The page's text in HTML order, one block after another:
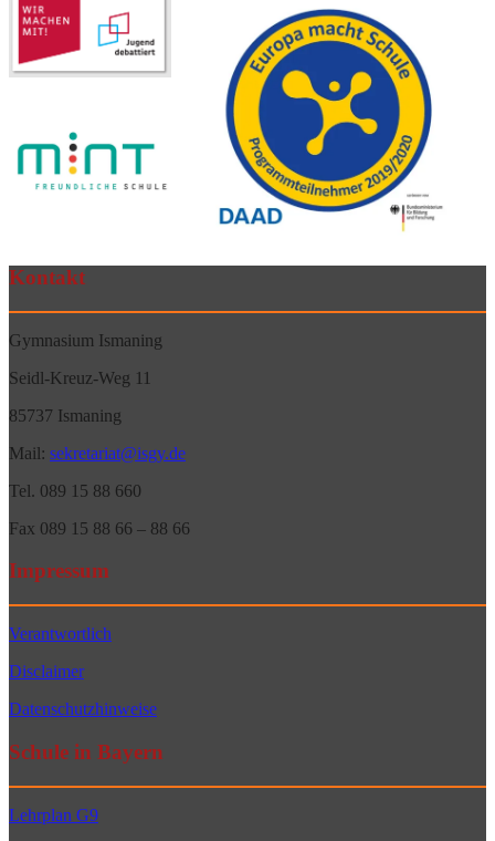
Kontakt
Gymnasium Ismaning
Seidl-Kreuz-Weg 11
85737 Ismaning
Mail: sekretariat@isgy.de
Tel. 089 15 88 660
Fax 089 15 88 66 – 88 66
Impressum
Verantwortlich
Disclaimer
Datenschutzhinweise
Schule in Bayern
Lehrplan G9